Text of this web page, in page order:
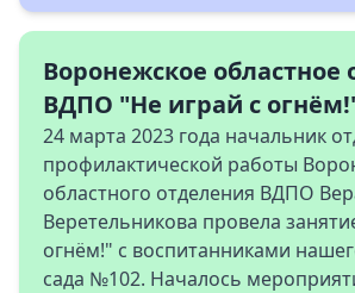
Воронежское областное
ВДПО "Не играй с
24 марта 2023 года начальник
профилактической работы
областного отделения ВДПО
Веретельникова провела
огнём!" с воспитанниками
сада №102. Началось